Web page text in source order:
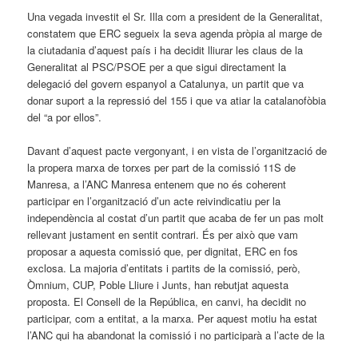
Una vegada investit el Sr. Illa com a president de la Generalitat,
constatem que ERC segueix la seva agenda pròpia al marge de
la ciutadania d’aquest país i ha decidit lliurar les claus de la
Generalitat al PSC/PSOE per a que sigui directament la
delegació del govern espanyol a Catalunya, un partit que va
donar suport a la repressió del 155 i que va atiar la catalanofòbia
del “a por ellos”.
Davant d’aquest pacte vergonyant, i en vista de l’organització de
la propera marxa de torxes per part de la comissió 11S de
Manresa, a l’ANC Manresa entenem que no és coherent
participar en l’organització d’un acte reivindicatiu per la
independència al costat d’un partit que acaba de fer un pas molt
rellevant justament en sentit contrari. És per això que vam
proposar a aquesta comissió que, per dignitat, ERC en fos
exclosa. La majoria d’entitats i partits de la comissió, però,
Òmnium, CUP, Poble Lliure i Junts, han rebutjat aquesta
proposta. El Consell de la República, en canvi, ha decidit no
participar, com a entitat, a la marxa. Per aquest motiu ha estat
l’ANC qui ha abandonat la comissió i no participarà a l’acte de la